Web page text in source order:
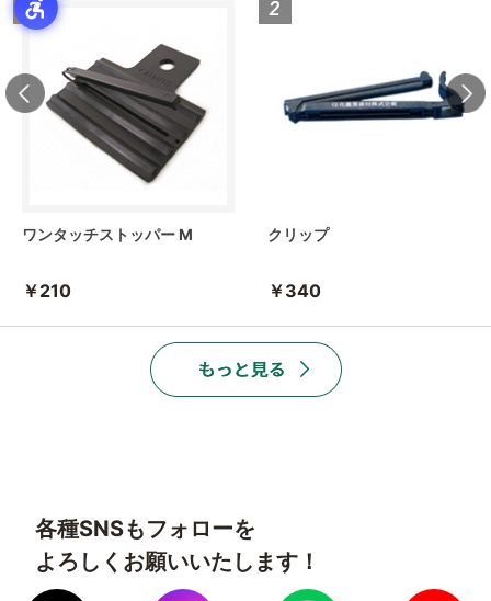
ワンタッチストッパー M
￥210
クリップ
￥340
各種SNSもフォローを
よろしくお願いいたします！